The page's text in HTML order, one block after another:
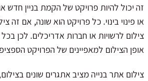
זה יכול להיות פרויקט של הקמת בניין חדש
או פינוי בינוי. כל פרויקט הוא שונה, אם זה
צילום לרשויות או חברות אדריכלים. לכן
אופן הצילום למאפיינים של הפרויקט
צילום אתר בנייה מציב אתגרים שונים